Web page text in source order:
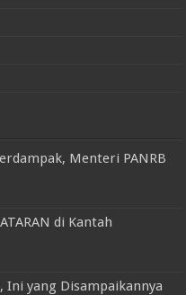
Menteri PANRB
di Kantah
Ini yang Disampaikannya